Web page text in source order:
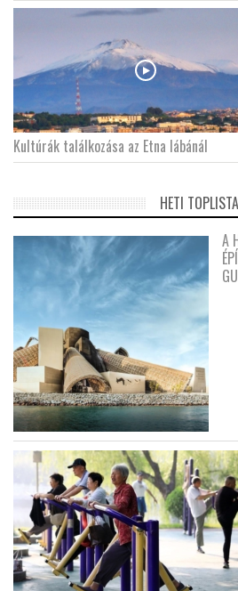
Kultúrák találkozása az Etna lábánál
HETI TOPLISTA
A